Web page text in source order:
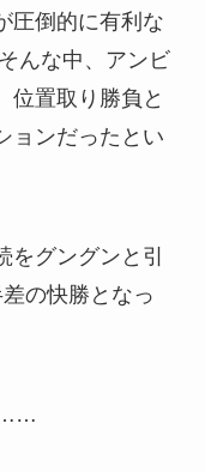
圧倒的に有利な
んな中、アンビ
位置取り勝負と
ョンだったとい
をグングンと引
の快勝となっ
……